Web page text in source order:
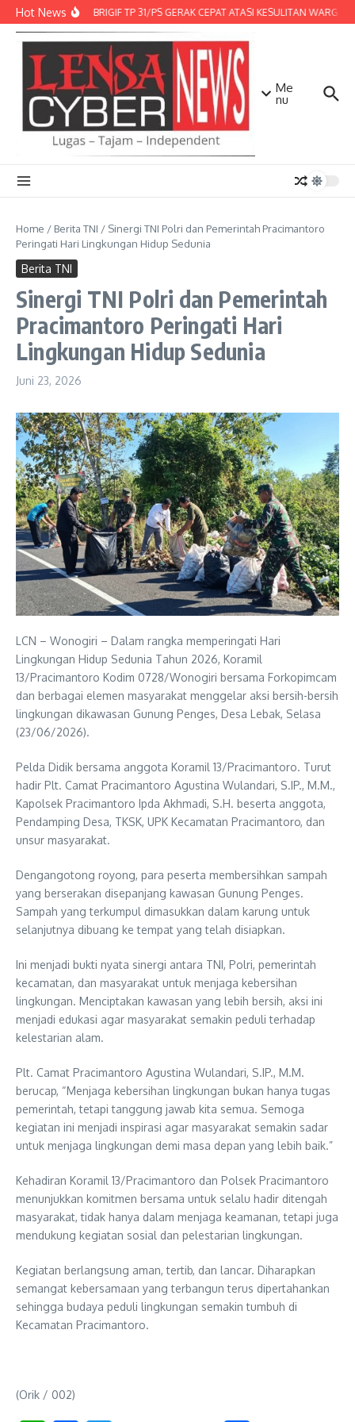
Lewati ke konten
Hot NewsDENMA BRIGIF TP 31/PS GERAK CEPAT ATASI KESULITAN WARGA,
Me
nu
Home / Berita TNI / Sinergi TNI Polri dan Pemerintah Pracimantoro
Peringati Hari Lingkungan Hidup Sedunia
Berita TNI
Sinergi TNI Polri dan Pemerintah
Pracimantoro Peringati Hari
Lingkungan Hidup Sedunia
Juni 23, 2026
LCN – Wonogiri – Dalam rangka memperingati Hari
Lingkungan Hidup Sedunia Tahun 2026, Koramil
13/Pracimantoro Kodim 0728/Wonogiri bersama Forkopimcam
dan berbagai elemen masyarakat menggelar aksi bersih-bersih
lingkungan dikawasan Gunung Penges, Desa Lebak, Selasa
(23/06/2026).
Pelda Didik bersama anggota Koramil 13/Pracimantoro. Turut
hadir Plt. Camat Pracimantoro Agustina Wulandari, S.IP., M.M.,
Kapolsek Pracimantoro Ipda Akhmadi, S.H. beserta anggota,
Pendamping Desa, TKSK, UPK Kecamatan Pracimantoro, dan
unsur masyarakat.
Dengangotong royong, para peserta membersihkan sampah
yang berserakan disepanjang kawasan Gunung Penges.
Sampah yang terkumpul dimasukkan dalam karung untuk
selanjutnya dibuang ke tempat yang telah disiapkan.
Ini menjadi bukti nyata sinergi antara TNI, Polri, pemerintah
kecamatan, dan masyarakat untuk menjaga kebersihan
lingkungan. Menciptakan kawasan yang lebih bersih, aksi ini
menjadi edukasi agar masyarakat semakin peduli terhadap
kelestarian alam.
Plt. Camat Pracimantoro Agustina Wulandari, S.IP., M.M.
berucap, “Menjaga kebersihan lingkungan bukan hanya tugas
pemerintah, tetapi tanggung jawab kita semua. Semoga
kegiatan ini menjadi inspirasi agar masyarakat semakin sadar
untuk menjaga lingkungan demi masa depan yang lebih baik.”
Kehadiran Koramil 13/Pracimantoro dan Polsek Pracimantoro
menunjukkan komitmen bersama untuk selalu hadir ditengah
masyarakat, tidak hanya dalam menjaga keamanan, tetapi juga
mendukung kegiatan sosial dan pelestarian lingkungan.
Kegiatan berlangsung aman, tertib, dan lancar. Diharapkan
semangat kebersamaan yang terbangun terus dipertahankan
sehingga budaya peduli lingkungan semakin tumbuh di
Kecamatan Pracimantoro.
(Orik / 002)